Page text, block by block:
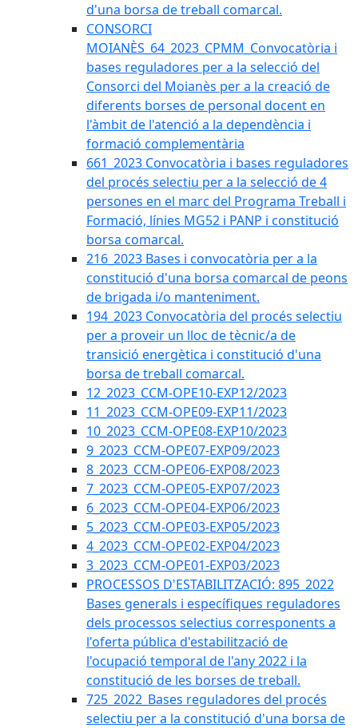
d'una borsa de treball comarcal.
CONSORCI
MOIANÈS_64_2023_CPMM_Convocatòria i
bases reguladores per a la selecció del
Consorci del Moianès per a la creació de
diferents borses de personal docent en
l'àmbit de l'atenció a la dependència i
formació complementària
661_2023 Convocatòria i bases reguladores
del procés selectiu per a la selecció de 4
persones en el marc del Programa Treball i
Formació, línies MG52 i PANP i constitució
borsa comarcal.
216_2023 Bases i convocatòria per a la
constitució d'una borsa comarcal de peons
de brigada i/o manteniment.
194_2023 Convocatòria del procés selectiu
per a proveir un lloc de tècnic/a de
transició energètica i constitució d'una
borsa de treball comarcal.
12_2023_CCM-OPE10-EXP12/2023
11_2023_CCM-OPE09-EXP11/2023
10_2023_CCM-OPE08-EXP10/2023
9_2023_CCM-OPE07-EXP09/2023
8_2023_CCM-OPE06-EXP08/2023
7_2023_CCM-OPE05-EXP07/2023
6_2023_CCM-OPE04-EXP06/2023
5_2023_CCM-OPE03-EXP05/2023
4_2023_CCM-OPE02-EXP04/2023
3_2023_CCM-OPE01-EXP03/2023
PROCESSOS D'ESTABILITZACIÓ: 895_2022
Bases generals i específiques reguladores
dels processos selectius corresponents a
l'oferta pública d'estabilització de
l'ocupació temporal de l'any 2022 i la
constitució de les borses de treball.
725_2022_Bases reguladores del procés
selectiu per a la constitució d'una borsa de